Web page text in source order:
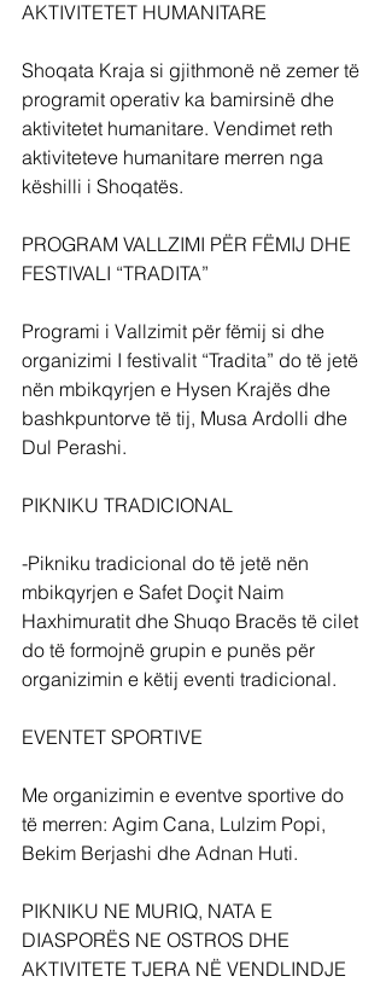
AKTIVITETET HUMANITARE
Shoqata Kraja si gjithmonë në zemer të
programit operativ ka bamirsinë dhe
aktivitetet humanitare. Vendimet reth
aktiviteteve humanitare merren nga
këshilli i Shoqatës.
PROGRAM VALLZIMI PËR FËMIJ DHE
FESTIVALI “TRADITA”
Programi i Vallzimit për fëmij si dhe
organizimi I festivalit “Tradita” do të jetë
nën mbikqyrjen e Hysen Krajës dhe
bashkpuntorve të tij, Musa Ardolli dhe
Dul Perashi.
PIKNIKU TRADICIONAL
-Pikniku tradicional do të jetë nën
mbikqyrjen e Safet Doçit Naim
Haxhimuratit dhe Shuqo Bracës të cilet
do të formojnë grupin e punës për
organizimin e këtij eventi tradicional.
EVENTET SPORTIVE
Me organizimin e eventve sportive do
të merren: Agim Cana, Lulzim Popi,
Bekim Berjashi dhe Adnan Huti.
PIKNIKU NE MURIQ, NATA E
DIASPORËS NE OSTROS DHE
AKTIVITETE TJERA NË VENDLINDJE